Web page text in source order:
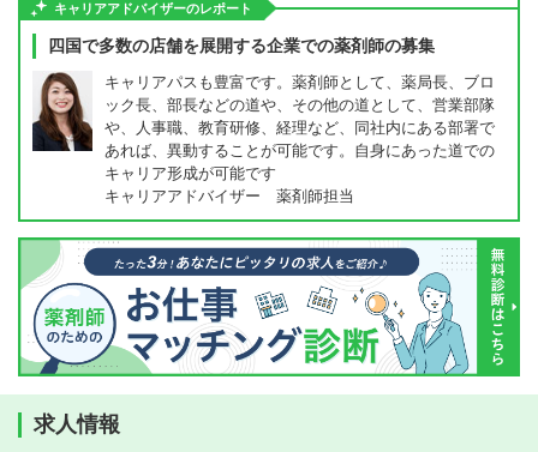
キャリアアドバイザーのレポート
四国で多数の店舗を展開する企業での薬剤師の募集
キャリアパスも豊富です。薬剤師として、薬局長、ブロ
ック長、部長などの道や、その他の道として、営業部隊
や、人事職、教育研修、経理など、同社内にある部署で
あれば、異動することが可能です。自身にあった道での
キャリア形成が可能です
キャリアアドバイザー 薬剤師担当
求人情報